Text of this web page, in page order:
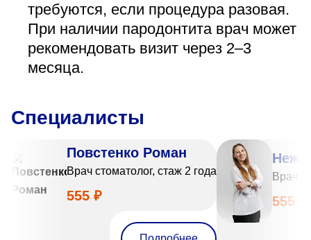
требуются, если процедура разовая.
При наличии пародонтита врач может
рекомендовать визит через 2–3
месяца.
Специалисты
Повстенко Роман
Врач стоматолог, стаж 2 года
555 ₽
Врач
555 ₽